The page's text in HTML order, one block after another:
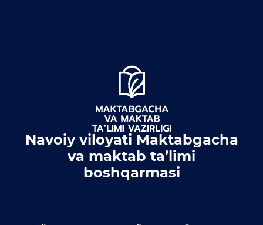
Navoiy viloyati Maktabgacha
va maktab ta’limi
boshqarmasi